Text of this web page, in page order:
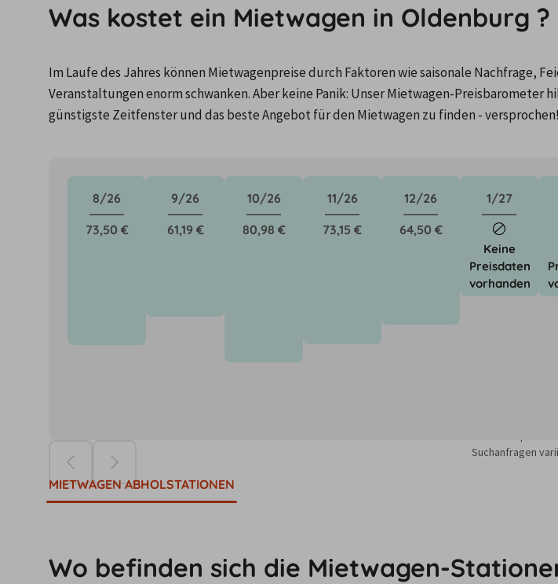
Was kostet ein Mietwagen in Oldenburg ?
Im Laufe des Jahres können Mietwagenpreise durch Faktoren wie saisonale Nachfrage,
Veranstaltungen enorm schwanken. Aber keine Panik: Unser Mietwagen-Preisbarometer
günstigste Zeitfenster und das beste Angebot für den Mietwagen zu finden - versprochen!
8/26
73,50 €
9/26
61,19 €
10/26
80,98 €
11/26
73,15 €
12/26
64,50 €
1/27
Keine
Preisdaten
vorhanden
Suchanfragen
MIETWAGEN ABHOLSTATIONEN
Wo befinden sich die Mietwagen-